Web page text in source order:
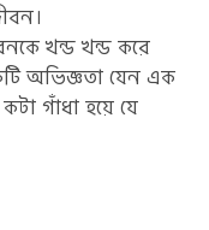
খন্ড খন্ড করে
অভিজ্ঞতা যেন এক
গাঁধা হয়ে যে